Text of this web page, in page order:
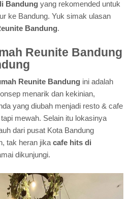
Bandung yang rekomended untuk
ke Bandung. Yuk simak ulasan
Bandung.
Reunite Bandung
Reunite Bandung ini adalah
menarik dan kekinian,
yang diubah menjadi resto & cafe
mewah. Selain itu lokasinya
dari pusat Kota Bandung
tak heran jika cafe hits di
dikunjungi.